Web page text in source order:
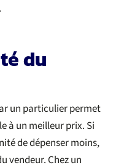
du
un particulier permet
à un meilleur prix. Si
de dépenser moins,
vendeur. Chez un